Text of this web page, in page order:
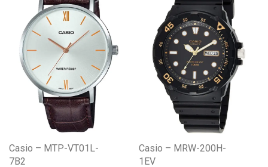
Casio – MTP-VT01L-
7B2
Casio – MRW-200H-
1EV